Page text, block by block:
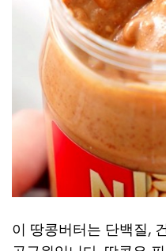
이 땅콩버터는 단백질,